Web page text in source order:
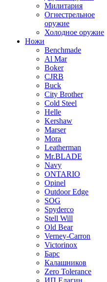
Милитария
Огнестрельное
оружие
Холодное оружие
Ножи
Benchmade
Al Mar
Boker
CJRB
Buck
City Brother
Cold Steel
Helle
Kershaw
Marser
Mora
Leatherman
Mr.BLADE
Navy
ONTARIO
Opinel
Outdoor Edge
SOG
Spyderco
Stell Will
Old Bear
Verney-Carron
Victorinox
Барс
Калашников
Zero Tolerance
ИП Елагин